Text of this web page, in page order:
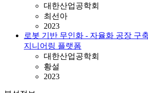
대한산업공학회
최선아
2023
로봇 기반 무인화 - 자율화 공장 구
지니어링 플랫폼
대한산업공학회
황설
2023